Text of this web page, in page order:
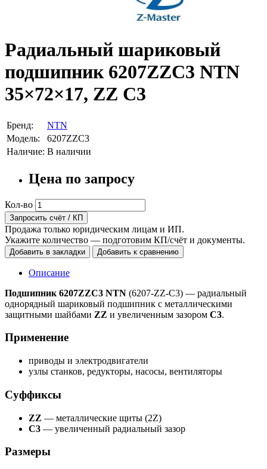
Радиальный шариковый
подшипник 6207ZZC3 NTN
35×72×17, ZZ C3
Бренд:
NTN
Модель:
6207ZZC3
Наличие: В наличии
Цена по запросу
Кол-во
Запросить счёт / КП
Продажа только юридическим лицам и ИП.
Укажите количество — подготовим КП/счёт и документы.
Добавить в закладки Добавить к сравнению
Описание
Подшипник 6207ZZC3 NTN (6207-ZZ-C3) — радиальный
однорядный шариковый подшипник с металлическими
защитными шайбами ZZ и увеличенным зазором C3.
Применение
приводы и электродвигатели
узлы станков, редукторы, насосы, вентиляторы
Суффиксы
ZZ — металлические щиты (2Z)
C3 — увеличенный радиальный зазор
Размеры